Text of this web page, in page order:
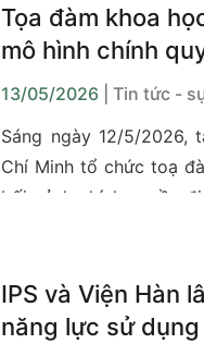
cường hiểu biết của đội
trường lao động và các
triển xã hội trong giai
Tọa đàm khoa
mô hình chính
13/05/2026
| Tin tức -
Sáng ngày 12/5/2026,
Chí Minh tổ chức toạ
bối cảnh chính quyền
IPS và Viện Hàn
năng lực sử